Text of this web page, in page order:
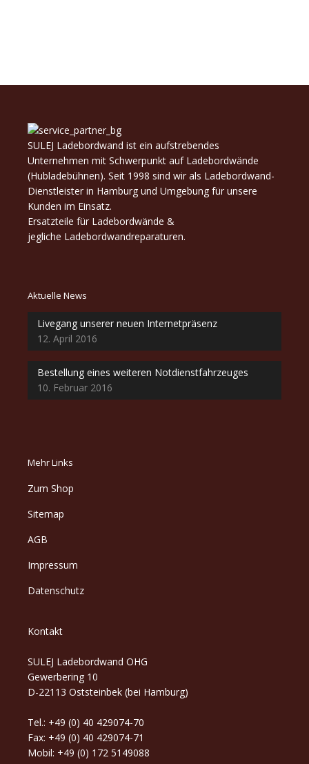
SULEJ Ladebordwand ist ein aufstrebendes
Unternehmen mit Schwerpunkt auf Ladebordwände
(Hubladebühnen). Seit 1998 sind wir als Ladebordwand-
Dienstleister in Hamburg und Umgebung für unsere
Kunden im Einsatz.
Ersatzteile für Ladebordwände &
jegliche Ladebordwandreparaturen.
Aktuelle News
Livegang unserer neuen Internetpräsenz
12. April 2016
Bestellung eines weiteren Notdienstfahrzeuges
10. Februar 2016
Mehr Links
Zum Shop
Sitemap
AGB
Impressum
Datenschutz
Kontakt
SULEJ Ladebordwand OHG
Gewerbering 10
D-22113 Oststeinbek (bei Hamburg)
Tel.: +49 (0) 40 429074-70
Fax: +49 (0) 40 429074-71
Mobil: +49 (0) 172 5149088